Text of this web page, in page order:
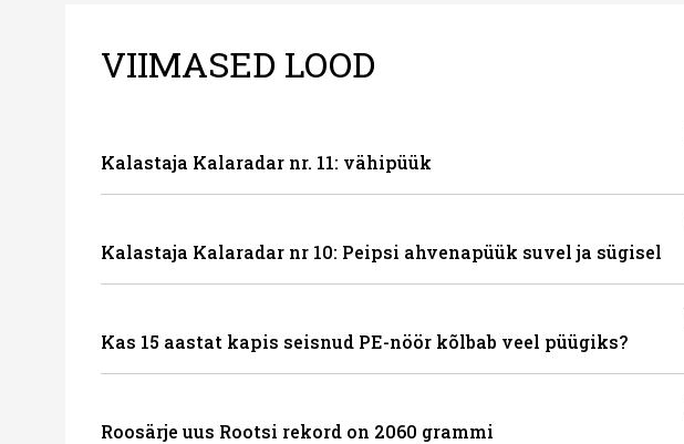
VIIMASED LOOD
Kalastaja Kalaradar nr. 11: vähipüük
Kalastaja Kalaradar nr 10: Peipsi ahvenapüük suvel ja sügisel
Kas 15 aastat kapis seisnud PE-nöör kõlbab veel püügiks?
Roosärje uus Rootsi rekord on 2060 grammi